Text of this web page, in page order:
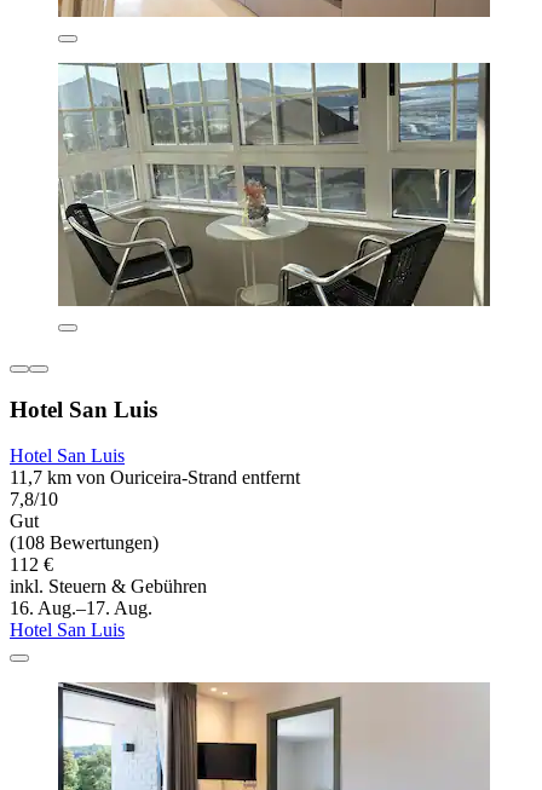
Hotel San Luis
Hotel San Luis
11,7 km von Ouriceira-Strand entfernt
7,8/10
Gut
(108 Bewertungen)
112 €
inkl. Steuern & Gebühren
16. Aug.–17. Aug.
Hotel San Luis